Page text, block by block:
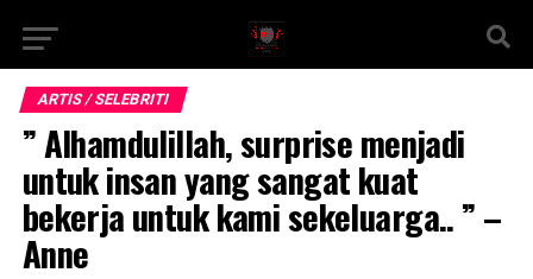
ARTIS / SELEBRITI
” Alhamdulillah, surprise menjadi
untuk insan yang sangat kuat
bekerja untuk kami sekeluarga.. ” –
Anne